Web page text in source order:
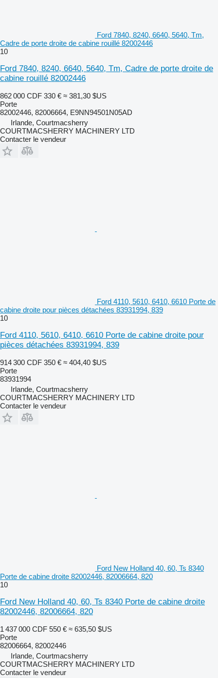
Ford 7840, 8240, 6640, 5640, Tm,
Cadre de porte droite de cabine rouillé 82002446
10
Ford 7840, 8240, 6640, 5640, Tm, Cadre de porte droite de
cabine rouillé 82002446
862 000 CDF 330 € ≈ 381,30 $US
Porte
82002446, 82006664, E9NN94501N05AD
Irlande, Courtmacsherry
COURTMACSHERRY MACHINERY LTD
Contacter le vendeur
Ford 4110, 5610, 6410, 6610 Porte de
cabine droite pour pièces détachées 83931994, 839
10
Ford 4110, 5610, 6410, 6610 Porte de cabine droite pour
pièces détachées 83931994, 839
914 300 CDF 350 € ≈ 404,40 $US
Porte
83931994
Irlande, Courtmacsherry
COURTMACSHERRY MACHINERY LTD
Contacter le vendeur
Ford New Holland 40, 60, Ts 8340
Porte de cabine droite 82002446, 82006664, 820
10
Ford New Holland 40, 60, Ts 8340 Porte de cabine droite
82002446, 82006664, 820
1 437 000 CDF 550 € ≈ 635,50 $US
Porte
82006664, 82002446
Irlande, Courtmacsherry
COURTMACSHERRY MACHINERY LTD
Contacter le vendeur